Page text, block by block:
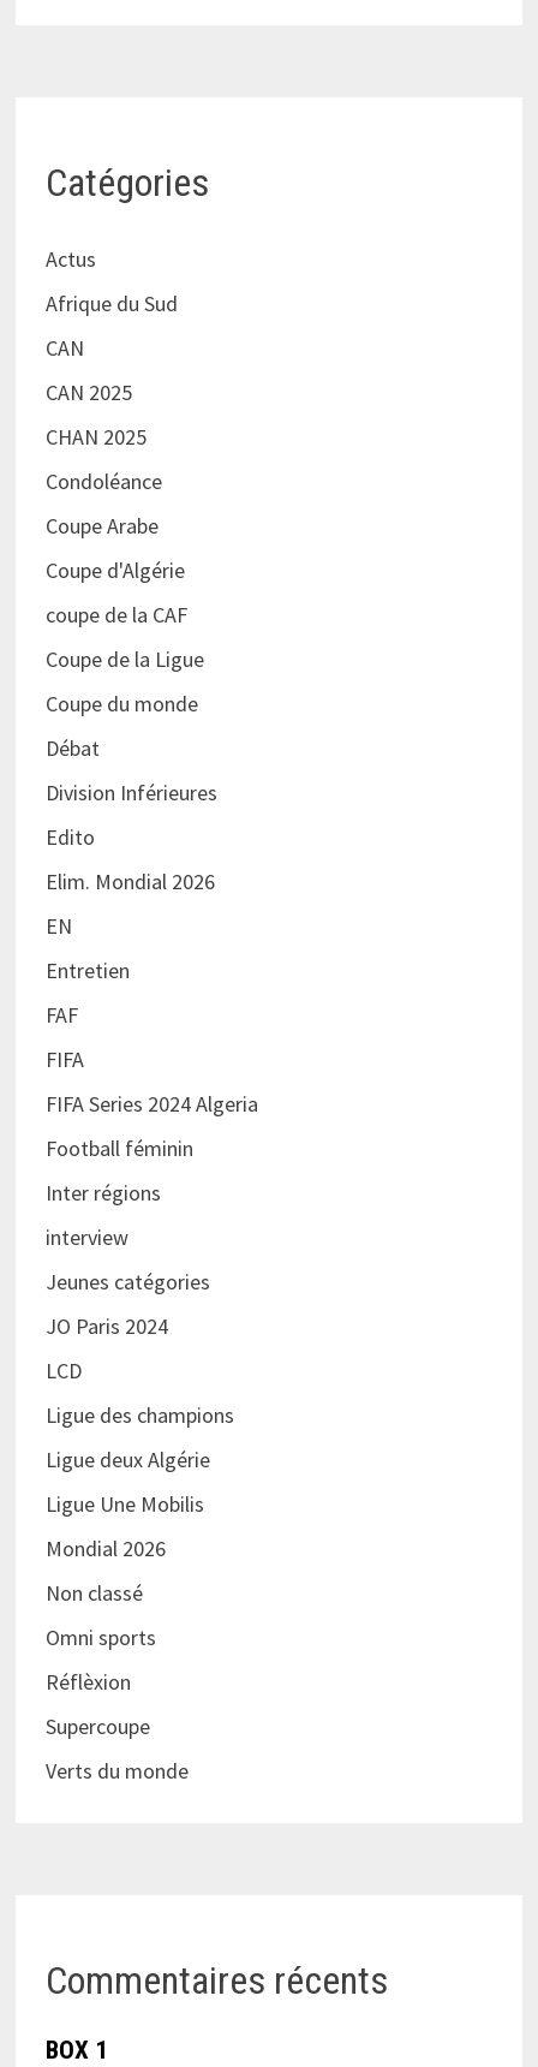
Catégories
Actus
Afrique du Sud
CAN
CAN 2025
CHAN 2025
Condoléance
Coupe Arabe
Coupe d'Algérie
coupe de la CAF
Coupe de la Ligue
Coupe du monde
Débat
Division Inférieures
Edito
Elim. Mondial 2026
EN
Entretien
FAF
FIFA
FIFA Series 2024 Algeria
Football féminin
Inter régions
interview
Jeunes catégories
JO Paris 2024
LCD
Ligue des champions
Ligue deux Algérie
Ligue Une Mobilis
Mondial 2026
Non classé
Omni sports
Réflèxion
Supercoupe
Verts du monde
Commentaires récents
BOX 1